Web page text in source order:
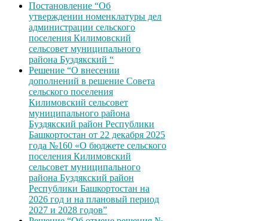
Постановление “Об
утверждении номенклатуры дел
администрации сельского
поселения Килимовский
сельсовет муниципального
района Буздякский “
Решение “О внесении
дополнений в решение Совета
сельского поселения
Килимовский сельсовет
муниципального района
Буздякский район Республики
Башкортостан от 22 декабря 2025
года №160 «О бюджете сельского
поселения Килимовский
сельсовет муниципального
района Буздякский район
Республики Башкортостан на
2026 год и на плановый период
2027 и 2028 годов”